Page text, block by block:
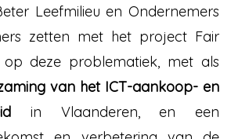
Leefmilieu en Ondernemers
zetten met het project Fair
op deze problematiek, met als
van het ICT-aankoop- en
in Vlaanderen, en een